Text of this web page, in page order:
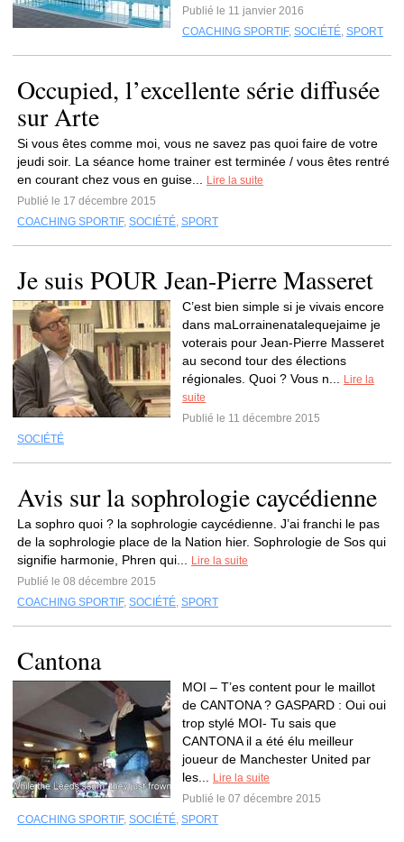
Publié le 11 janvier 2016
COACHING SPORTIF, SOCIÉTÉ, SPORT
Occupied, l’excellente série diffusée
sur Arte
Si vous êtes comme moi, vous ne savez pas quoi faire de votre
jeudi soir. La séance home trainer est terminée / vous êtes rentré
en courant chez vous en guise...
Lire la suite
Publié le 17 décembre 2015
COACHING SPORTIF, SOCIÉTÉ, SPORT
Je suis POUR Jean-Pierre Masseret
C’est bien simple si je vivais encore
dans maLorrainenatalequejaime je
voterais pour Jean-Pierre Masseret
au second tour des élections
régionales. Quoi ? Vous n...
Lire la
suite
Publié le 11 décembre 2015
SOCIÉTÉ
Avis sur la sophrologie caycédienne
La sophro quoi ? la sophrologie caycédienne. J’ai franchi le pas
de la sophrologie place de la Nation hier. Sophrologie de Sos qui
signifie harmonie, Phren qui...
Lire la suite
Publié le 08 décembre 2015
COACHING SPORTIF, SOCIÉTÉ, SPORT
Cantona
MOI – T’es content pour le maillot
de CANTONA ? GASPARD : Oui oui
trop stylé MOI- Tu sais que
CANTONA il a été élu meilleur
joueur de Manchester United par
les...
Lire la suite
Publié le 07 décembre 2015
COACHING SPORTIF, SOCIÉTÉ, SPORT